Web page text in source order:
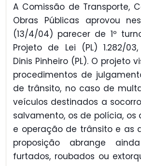
A Comissão de Transporte,
Obras Públicas aprovou
(13/4/04) parecer de 1º
Projeto de Lei (PL) 1.282/
Dinis Pinheiro (PL). O projeto
procedimentos de
de trânsito, no caso de
veículos destinados a
salvamento, os de polícia, os
e operação de trânsito e as
proposição abrange
furtados, roubados ou